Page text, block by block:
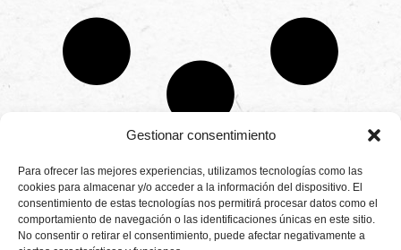
Gestionar consentimiento
Para ofrecer las mejores experiencias, utilizamos tecnologías como las
cookies para almacenar y/o acceder a la información del dispositivo. El
consentimiento de estas tecnologías nos permitirá procesar datos como el
comportamiento de navegación o las identificaciones únicas en este sitio.
No consentir o retirar el consentimiento, puede afectar negativamente a
Productores
de
fresas,
frambuesas,
CONTÁCTANOS
Camino de
Montemayor s/n
21800 Moguer.
Huelva ESPAÑA.
Aviso legal
Política de
privacidad
Canal de denuncias